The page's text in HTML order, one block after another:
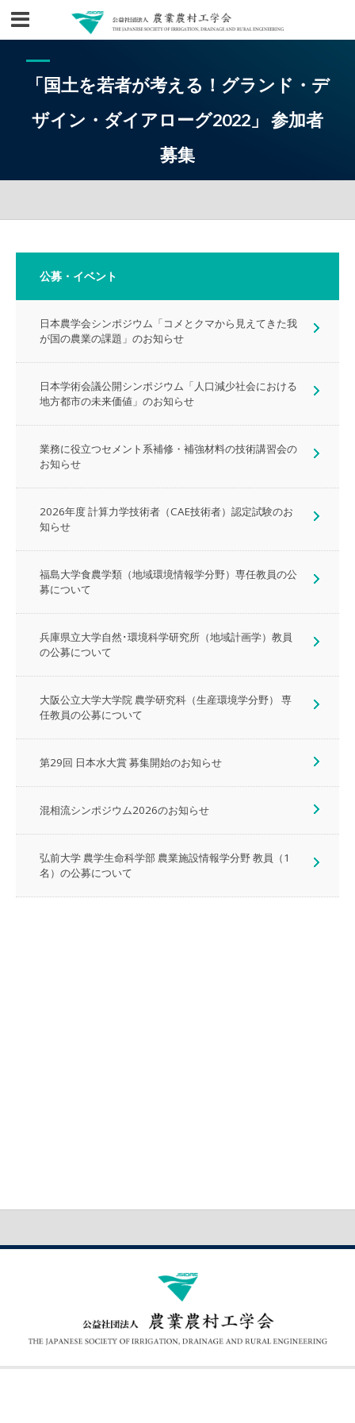
「国土を若者が考える！グランド・デ
ザイン・ダイアローグ2022」 参加者
募集
公募・イベント
日本農学会シンポジウム「コメとクマから見えてきた我
が国の農業の課題」のお知らせ
日本学術会議公開シンポジウム「人口減少社会における
地方都市の未来価値」のお知らせ
業務に役立つセメント系補修・補強材料の技術講習会の
お知らせ
2026年度 計算力学技術者（CAE技術者）認定試験のお
知らせ
福島大学食農学類（地域環境情報学分野）専任教員の公
募について
兵庫県立大学自然･環境科学研究所（地域計画学）教員
の公募について
大阪公立大学大学院 農学研究科（生産環境学分野） 専
任教員の公募について
第29回 日本水大賞 募集開始のお知らせ
混相流シンポジウム2026のお知らせ
弘前大学 農学生命科学部 農業施設情報学分野 教員（1
名）の公募について